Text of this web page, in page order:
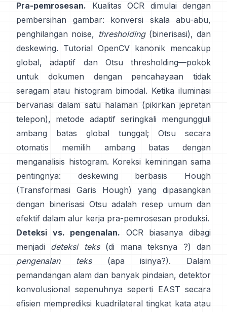
Pra-pemrosesan. Kualitas OCR dimulai dengan
pembersihan gambar: konversi skala abu-abu,
penghilangan noise, thresholding(binerisasi), dan
deskewing. Tutorial OpenCV kanonik mencakup
global,
adaptif dan Otsu
thresholding—pokok
untuk dokumen dengan pencahayaan tidak
seragam atau histogram bimodal. Ketika iluminasi
bervariasi dalam satu halaman (pikirkan jepretan
telepon), metode adaptif seringkali mengungguli
ambang batas global tunggal; Otsu secara
otomatis memilih ambang batas dengan
menganalisis histogram. Koreksi kemiringan sama
pentingnya: deskewing berbasis Hough
(Transformasi Garis Hough) yang dipasangkan
dengan binerisasi Otsu adalah resep umum dan
efektif dalam alur kerja pra-pemrosesan produksi.
Deteksi vs. pengenalan. OCR biasanya dibagi
menjadi deteksi teks(di mana teksnya ?) dan
pengenalan teks(apa isinya?). Dalam
pemandangan alam dan banyak pindaian, detektor
konvolusional sepenuhnya seperti EAST secara
efisien memprediksi kuadrilateral tingkat kata atau